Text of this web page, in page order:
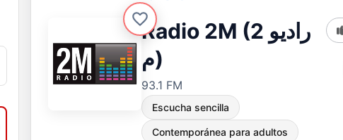
Radio 2M (راديو 2
م)
93.1 FM
Escucha sencilla
Contemporánea para adultos